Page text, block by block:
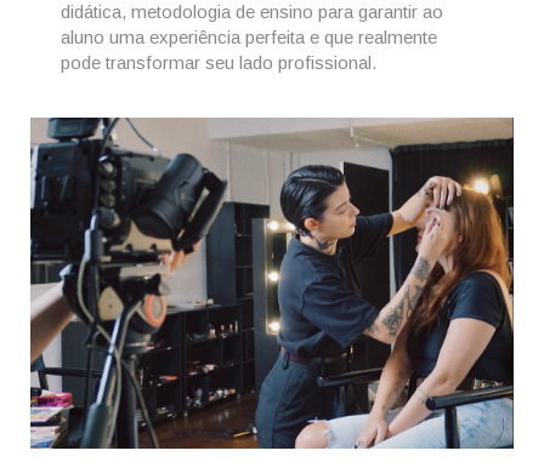
didática, metodologia de ensino para garantir ao
aluno uma experiência perfeita e que realmente
pode transformar seu lado profissional.